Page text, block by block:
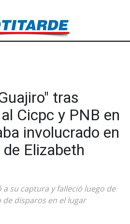
tras
Cicpc y PNB en
involucrado en
Elizabeth
a su captura y falleció luego de
disparos en el lugar